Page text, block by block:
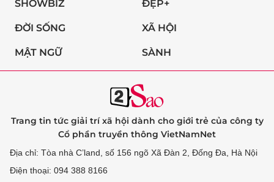
SHOWBIZ ĐẸP+
ĐỜI SỐNG XÃ HỘI
MẬT NGỮ SÀNH
Trang tin tức giải trí xã hội dành cho giới trẻ của công ty
Cổ phần truyền thông VietNamNet
Địa chỉ: Tòa nhà C’land, số 156 ngõ Xã Đàn 2, Đống Đa, Hà Nội
Điện thoại: 094 388 8166